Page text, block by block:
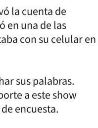
la cuenta de
en una de las
con su celular en
sus palabras.
a este show
encuesta.